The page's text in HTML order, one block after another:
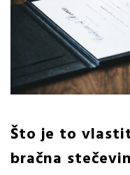
Što je to
bračna